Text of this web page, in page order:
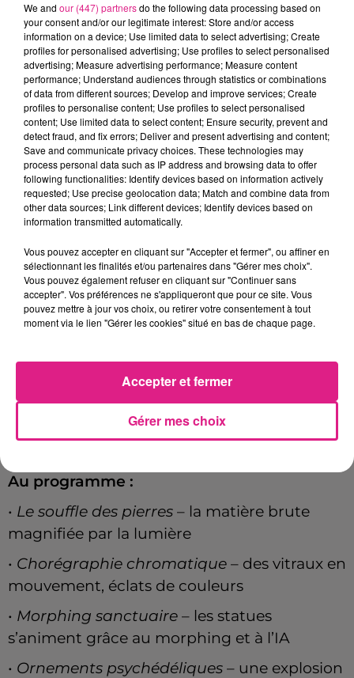
Date
du13 juin 2025 à 22h45
au14 septembre 2025 à 22h00
Lieu 54000 Nancy
Tarif Gratuit
Cette nouvelle création intitulée« Morphing
Routine », propose unvidéo mapping de 16
minutesenquatre actes, mêlant lumière,
La place Stanislas devient ici unpalimpseste
, révélant ses différentes couches
Au programme :
• Le souffle des pierres – la matière brute
magnifiée par la lumière
• Chorégraphie chromatique – des vitraux en
mouvement, éclats de couleurs
• Morphing sanctuaire – les statues
s’animent grâce au morphing et à l’IA
• Ornements psychédéliques – une explosion
We and our (447) partnersdo the following data processing based on
your consent and/or our legitimate interest: Store and/or access
information on a device; Use limited data to select advertising; Create
profiles for personalised advertising; Use profiles to select personalised
advertising; Measure advertising performance; Measure content
performance; Understand audiences through statistics or combinations
of data from different sources; Develop and improve services; Create
profiles to personalise content; Use profiles to select personalised
content; Use limited data to select content; Ensure security, prevent and
detect fraud, and fix errors; Deliver and present advertising and content;
Save and communicate privacy choices. These technologies may
process personal data such as IP address and browsing data to offer
following functionalities: Identify devices based on information actively
requested; Use precise geolocation data; Match and combine data from
other data sources; Link different devices; Identify devices based on
information transmitted automatically.
Vous pouvez accepter en cliquant sur "Accepter et fermer", ou affiner en
sélectionnant les finalités et/ou partenaires dans "Gérer mes choix".
Vous pouvez également refuser en cliquant sur "Continuer sans
accepter". Vos préférences ne s'appliqueront que pour ce site. Vous
pouvez mettre à jour vos choix, ou retirer votre consentement à tout
moment via le lien "Gérer les cookies" situé en bas de chaque page.
Gérer mes choix
Accepter et fermer